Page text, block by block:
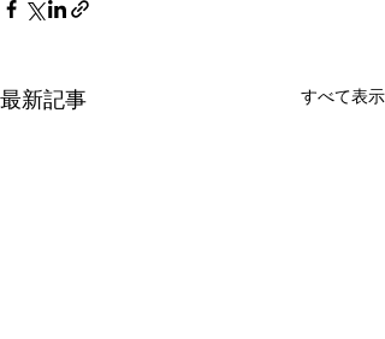
最新記事 すべて表示